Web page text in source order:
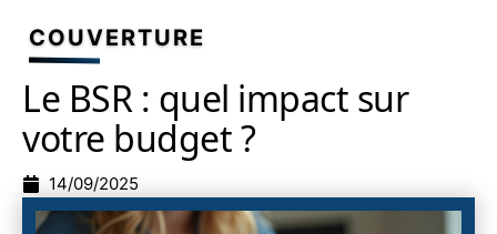
COUVERTURE
Le BSR : quel impact sur
votre budget ?
14/09/2025